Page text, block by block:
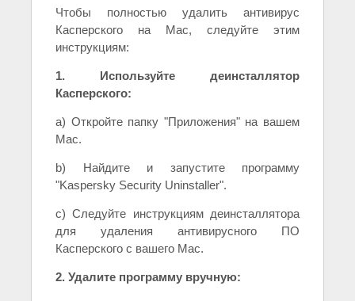
Чтобы полностью удалить антивирус
Касперского на Mac, следуйте этим
инструкциям:
1. Используйте деинсталлятор
Касперского:
a) Откройте папку "Приложения" на вашем
Mac.
b) Найдите и запустите программу
"Kaspersky Security Uninstaller".
c) Следуйте инструкциям деинсталлятора
для удаления антивирусного ПО
Касперского с вашего Mac.
2. Удалите программу вручную: